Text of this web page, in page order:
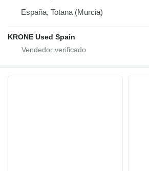
España, Totana (Murcia)
KRONE Used Spain